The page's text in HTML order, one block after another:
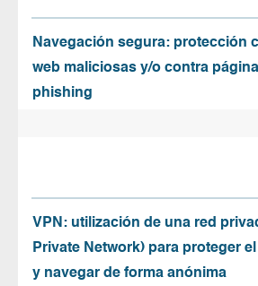
Navegación segura: protección
web maliciosas y/o contra
phishing
VPN: utilización de una red
Private Network) para proteger
y navegar de forma anónima